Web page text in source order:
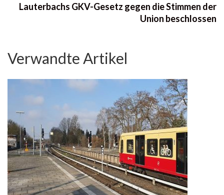
Lauterbachs GKV-Gesetz gegen die Stimmen der
Union beschlossen
Verwandte Artikel